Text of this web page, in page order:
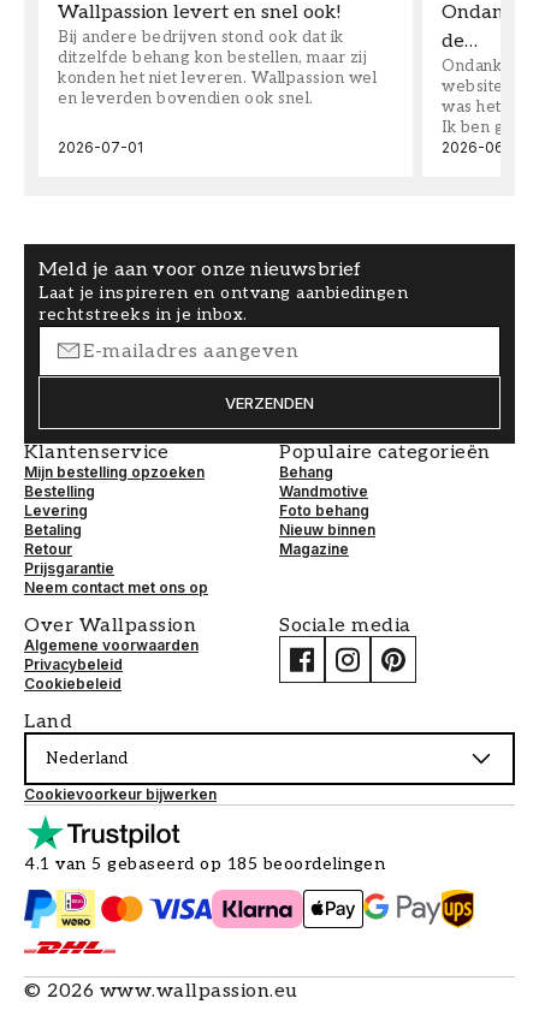
Wallpassion levert en snel ook!
Bij andere bedrijven stond ook dat ik
ditzelfde behang kon bestellen, maar zij
konden het niet leveren. Wallpassion wel
en leverden bovendien ook snel.
2026-07-01
Ondanks
de…
Ondanks
website
was het
Ik ben
2026-06-08
Meld je aan voor onze nieuwsbrief
Laat je inspireren en ontvang aanbiedingen
rechtstreeks in je inbox.
VERZENDEN
Klantenservice
Mijn bestelling opzoeken
Bestelling
Levering
Betaling
Retour
Prijsgarantie
Neem contact met ons op
Populaire categorieën
Behang
Wandmotive
Foto behang
Nieuw binnen
Magazine
Over Wallpassion
Algemene voorwaarden
Privacybeleid
Cookiebeleid
Sociale media
Land
Nederland
Cookievoorkeur bijwerken
4.1 van 5 gebaseerd op 185 beoordelingen
© 2026 www.wallpassion.eu